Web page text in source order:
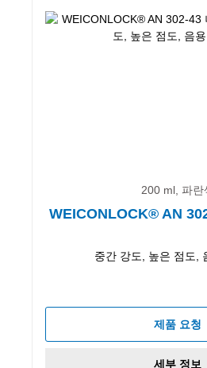
200 ml, 파란
WEICONLOCK® AN
중간 강도, 높은 점도,
제품 요청
세부 정보